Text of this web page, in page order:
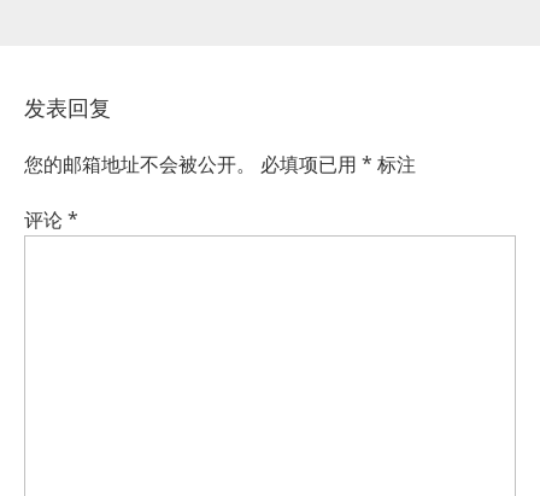
发表回复
您的邮箱地址不会被公开。 必填项已用 * 标注
评论*